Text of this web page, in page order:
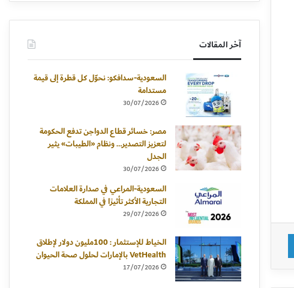
لينكدإن
آخر المقالات
السعودية-سدافكو: نحوّل كل قطرة إلى قيمة
مستدامة
30/07/2026
مصر: خسائر قطاع الدواجن تدفع الحكومة
لتعزيز التصدير… ونظام «الطيبات» يثير
الجدل
30/07/2026
السعودية-المراعي في صدارة العلامات
التجارية الأكثر تأثيرًا في المملكة
29/07/2026
الخياط للإستثمار : 100مليون دولار لإطلاق
VetHealth بالإمارات لحلول صحة الحيوان
17/07/2026